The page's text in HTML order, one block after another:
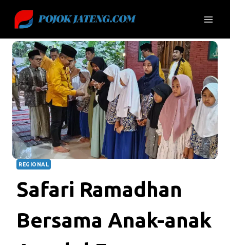
content
REGIONAL
Safari Ramadhan
Bersama Anak-anak